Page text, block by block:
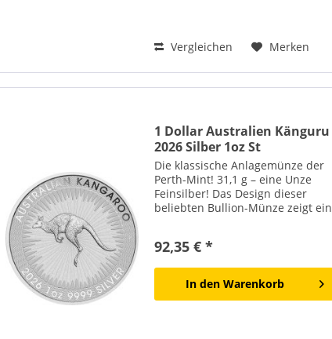
Vergleichen Merken
1 Dollar Australien Känguru
2026 Silber 1oz St
Die klassische Anlagemünze der
Perth-Mint! 31,1 g – eine Unze
Feinsilber! Das Design dieser
beliebten Bullion-Münze zeigt ein
Die Inschriften am Rand
umfassen "AUSTRALIAN...
92,35 € *
In den Warenkorb